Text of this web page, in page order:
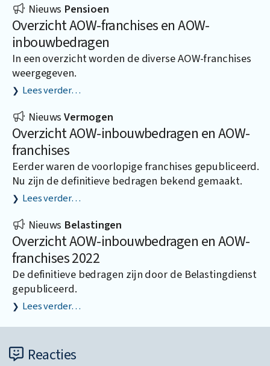
Nieuws Pensioen
Overzicht AOW-franchises en AOW-
inbouwbedragen
In een overzicht worden de diverse AOW-franchises
weergegeven.
Lees verder…
NieuwsVermogen
Overzicht AOW-inbouwbedragen en AOW-
franchises
Eerder waren de voorlopige franchises gepubliceerd.
Nu zijn de definitieve bedragen bekend gemaakt.
Lees verder…
Nieuws Belastingen
Overzicht AOW-inbouwbedragen en AOW-
franchises 2022
De definitieve bedragen zijn door de Belastingdienst
gepubliceerd.
Lees verder…
Reacties